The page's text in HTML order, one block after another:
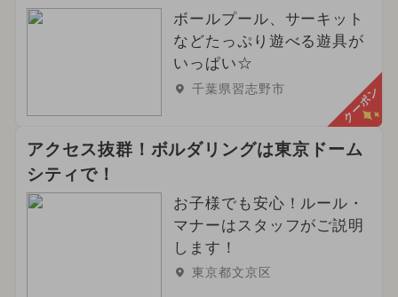
ボールプール、サーキット
などたっぷり遊べる遊具が
いっぱい☆
千葉県習志野市 クーポン
アクセス抜群！ボルダリングは東京ドーム
シティで！
お子様でも安心！ルール・
マナーはスタッフがご説明
します！
東京都文京区